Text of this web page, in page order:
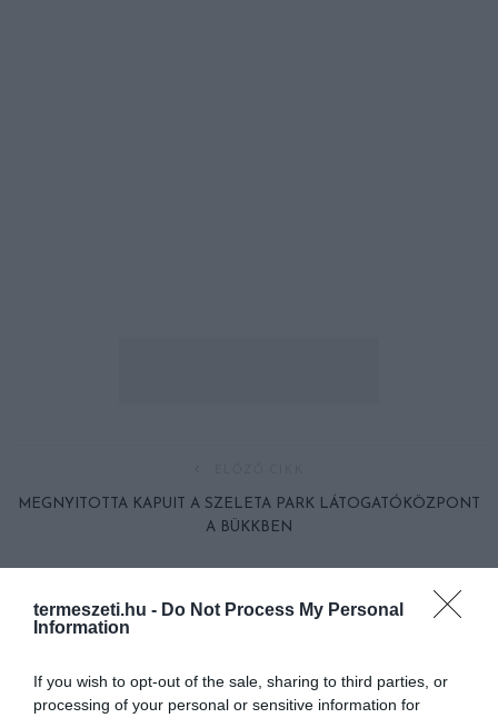
termeszeti.hu - Do Not Process My Personal
Information
If you wish to opt-out of the sale, sharing to third parties, or
processing of your personal or sensitive information for
MEGNYITOTTA KAPUIT A SZELETA PARK LÁTOGATÓKÖZPONT
A BÜKKBEN
A CIPŐNKKEL ÉS RUHÁNKKAL TERJESZTJÜK AZ INVÁZIÓS